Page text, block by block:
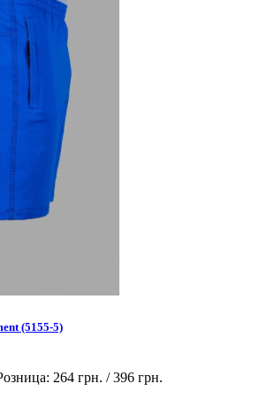
(5155-5)
264 грн. /396 грн.